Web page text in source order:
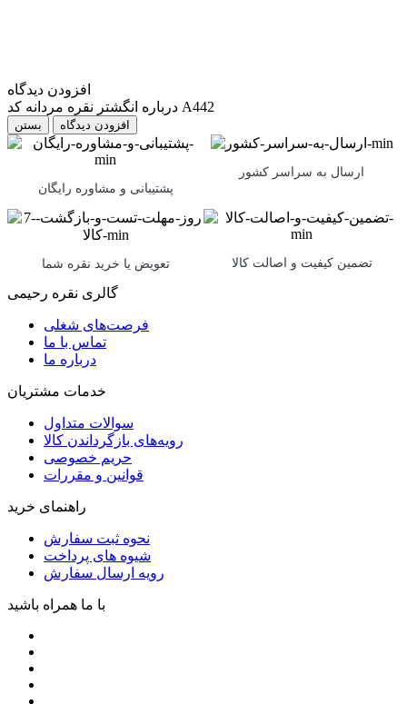
افزودن دیدگاه
درباره انگشتر نقره مردانه کد A442
بستن
پشتیبانی و مشاوره رایگان
ارسال به سراسر کشور
تعویض یا خرید نقره شما تضمین کیفیت و اصالت کالا
گالری نقره رحیمی
فرصت‌های شغلی
تماس با ما
درباره ما
خدمات مشتریان
سوالات متداول
رویه‌های بازگرداندن کالا
حریم خصوصی
قوانین و مقررات
راهنمای خرید
نحوه ثبت سفارش
شیوه های پرداخت
رویه ارسال سفارش
با ما همراه باشید